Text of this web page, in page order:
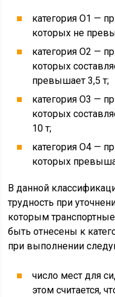
категория О1 —
которых не
категория О2 —
которых
превышает 3,5 т;
категория О3 —
которых
10 т;
категория О4 —
которых
В данной
трудность при
которым
быть отнесены к
при выполнении
число мест для
этом считается,